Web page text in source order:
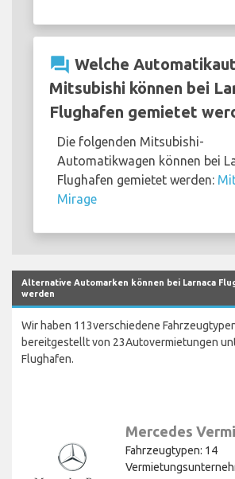
question_answer Welche
Mitsubishi können bei
Flughafen gemietet
Die folgenden Mitsubishi-
Automatikwagen können bei
Flughafen gemietet werden:
Mirage
Alternative Automarken können bei Larnaca
werden
Wir haben 113verschiedene
bereitgestellt von 23Autovermietungen
Flughafen.
Mercedes
Fahrzeugtypen: 14